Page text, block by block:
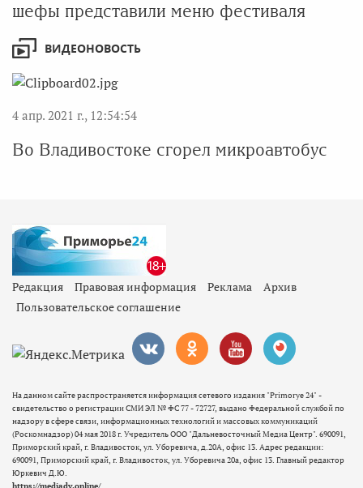
шефы представили меню фестиваля
ВИДЕОНОВОСТЬ
4 апр. 2021 г., 12:54:54
Во Владивостоке сгорел микроавтобус
Редакция Правовая информация Реклама
Архив
Пользовательское соглашение
На данном сайте распространяется информация сетевого издания "Primorye 24" -
свидетельство о регистрации СМИ ЭЛ № ФС 77 - 72727, выдано Федеральной службой по
надзору в сфере связи, информационных технологий и массовых коммуникаций
(Роскомнадзор) 04 мая 2018 г. Учредитель ООО "Дальневосточный Медиа Центр". 690091,
Приморский край, г. Владивосток, ул. Уборевича, д.20А, офис 13. Адрес редакции:
690091, Приморский край, г. Владивосток, ул. Уборевича 20а, офис 13. Главный редактор
Юркевич Д.Ю.